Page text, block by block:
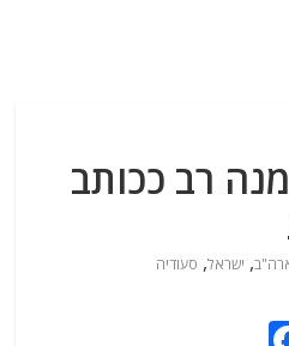
רב ככותב
, ישראל, סעודיה